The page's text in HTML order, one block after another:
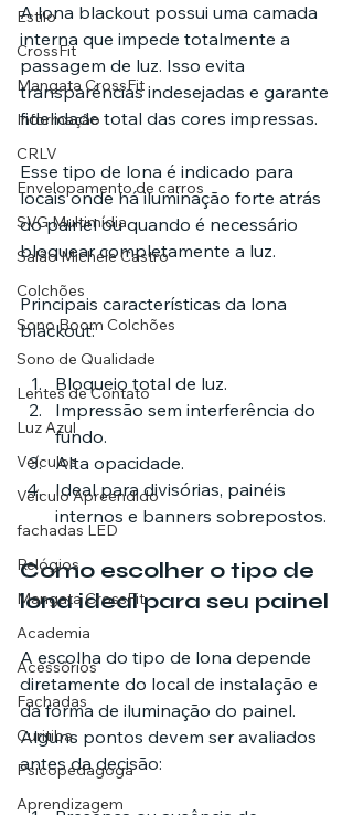
Estilo
CrossFit
Mangata CrossFit
Informação
CRLV
Envelopamento de carros
SVG Multimídia
Salão Michele Castro
Colchões
Sono Boom Colchões
Sono de Qualidade
Lentes de Contato
Luz Azul
Veículos
Veículo Apreendido
fachadas LED
Relógios
Mangata CrossFit
Academia
Acessórios
Fachadas
Curitiba
Psicopedagoga
Aprendizagem
A lona blackout possui uma camada
interna que impede totalmente a
passagem de luz. Isso evita
transparências indesejadas e garante
fidelidade total das cores impressas.
Esse tipo de lona é indicado para
locais onde há iluminação forte atrás
do painel ou quando é necessário
bloquear completamente a luz.
Principais características da lona
blackout:
Bloqueio total de luz.
Impressão sem interferência do
fundo.
Alta opacidade.
Ideal para divisórias, painéis
internos e banners sobrepostos.
Como escolher o tipo de
lona ideal para seu painel
A escolha do tipo de lona depende
diretamente do local de instalação e
da forma de iluminação do painel.
Alguns pontos devem ser avaliados
antes da decisão: